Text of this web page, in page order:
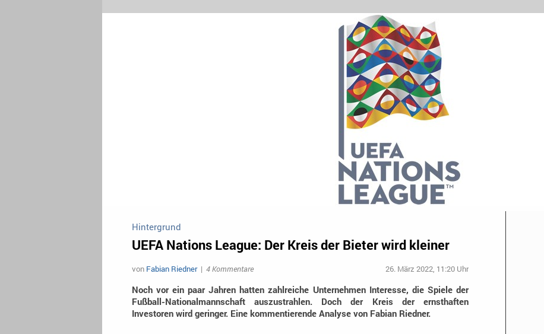
Hintergrund
UEFA Nations League: Der Kreis der Bieter wird kleiner
von Fabian Riedner| 4 Kommentare 26. März 2022, 11:20 Uhr
Noch vor ein paar Jahren hatten zahlreiche Unternehmen Interesse, die Spiele der
Fußball-Nationalmannschaft auszustrahlen. Doch der Kreis der ernsthaften
Investoren wird geringer. Eine kommentierende Analyse von Fabian Riedner.